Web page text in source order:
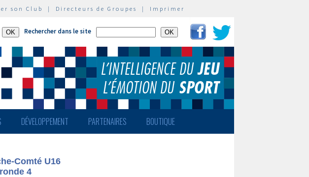
son Club | Directeurs de Groupes | Imprimer
Rechercher dans le site
DÉVELOPPEMENT PARTENAIRES BOUTIQUE
Comté U16
4